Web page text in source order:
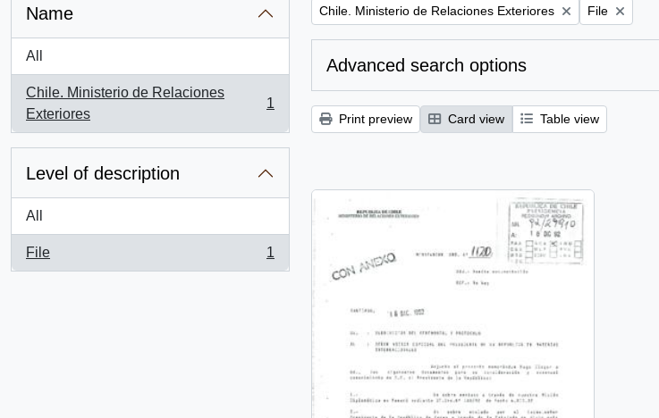
Name
All
Chile. Ministerio de Relaciones
Exteriores
, 1 results
1
Level of description
All
File
, 1 results
1
Remove filter:
Chile. Ministerio de Relaciones Exteriores Remove filter:
File
Advanced search options
Print preview Card view Table view